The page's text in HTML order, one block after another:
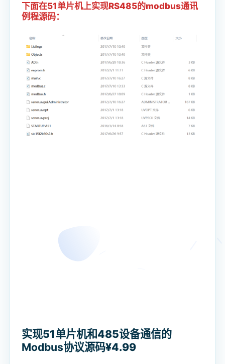
下面在51单片机上实现RS485的modbus通讯
例程源码：
实现51单片机和485设备通信的
Modbus协议源码¥4.99